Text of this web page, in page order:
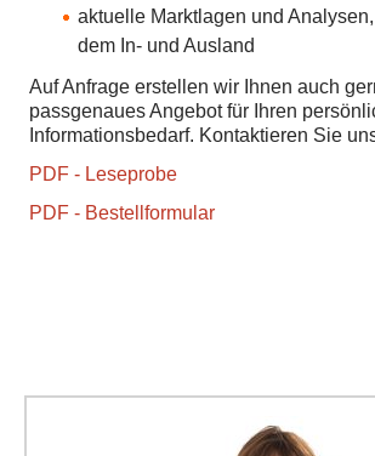
aktuelle Marktlagen und
dem In- und Ausland
Auf Anfrage erstellen wir Ihnen auch
passgenaues Angebot für Ihren
Informationsbedarf. Kontaktieren Sie
PDF - Leseprobe
PDF - Bestellformular